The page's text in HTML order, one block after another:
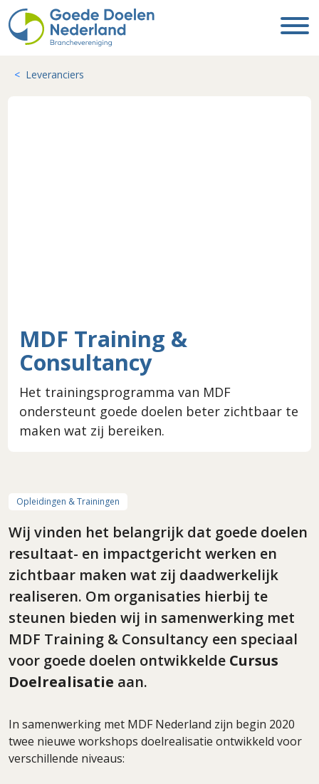
Leveranciers
MDF Training &
Consultancy
Het trainingsprogramma van MDF
ondersteunt goede doelen beter zichtbaar te
maken wat zij bereiken.
Opleidingen & Trainingen
Wij vinden het belangrijk dat goede doelen
resultaat- en impactgericht werken en
zichtbaar maken wat zij daadwerkelijk
realiseren. Om organisaties hierbij te
steunen bieden wij in samenwerking met
MDF Training & Consultancy een speciaal
voor goede doelen ontwikkelde Cursus
Doelrealisatie aan.
In samenwerking met MDF Nederland zijn begin 2020
twee nieuwe workshops doelrealisatie ontwikkeld voor
verschillende niveaus: